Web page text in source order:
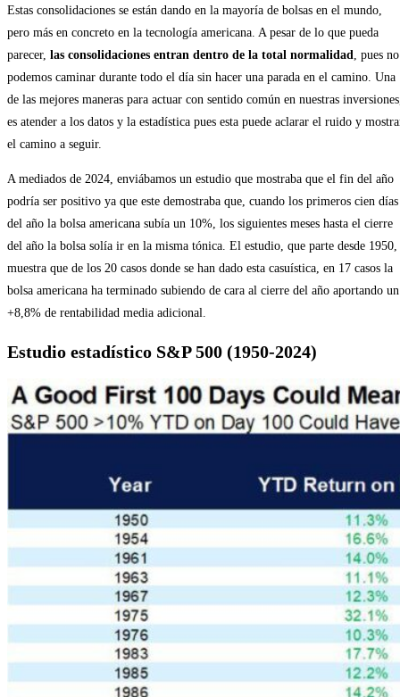
Estas consolidaciones se están dando en la mayoría de bolsas en el mundo,
pero más en concreto en la tecnología americana. A pesar de lo que pueda
parecer, las consolidaciones entran dentro de la total normalidad, pues no
podemos caminar durante todo el día sin hacer una parada en el camino. Una
de las mejores maneras para actuar con sentido común en nuestras
es atender a los datos y la estadística pues esta puede aclarar el ruido y
el camino a seguir.
A mediados de 2024, enviábamos un estudio que mostraba que el fin del año
podría ser positivo ya que este demostraba que, cuando los primeros cien días
del año la bolsa americana subía un 10%, los siguientes meses hasta el cierre
del año la bolsa solía ir en la misma tónica. El estudio, que parte desde 1950,
muestra que de los 20 casos donde se han dado esta casuística, en 17 casos la
bolsa americana ha terminado subiendo de cara al cierre del año aportando un
+8,8% de rentabilidad media adicional.
Estudio estadístico S&P 500 (1950-2024)